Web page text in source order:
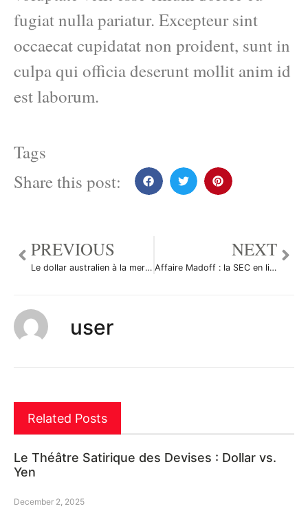
fugiat nulla pariatur. Excepteur sint
occaecat cupidatat non proident, sunt in
culpa qui officia deserunt mollit anim id
est laborum.
Tags
Share this post:
PREVIOUS
Le dollar australien à la merci de la Chine
NEXT
Affaire Madoff : la SEC en ligne de mire
user
Related Posts
Le Théâtre Satirique des Devises : Dollar vs.
Yen
December 2, 2025